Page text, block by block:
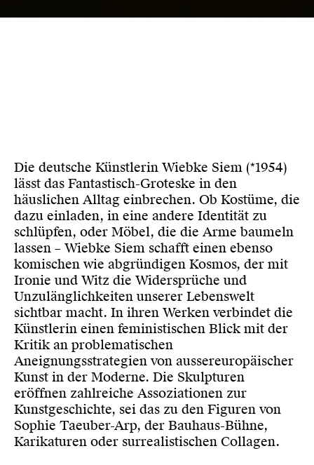
Die deutsche Künstlerin Wiebke Siem (*1954)
lässt das Fantastisch-Groteske in den
häuslichen Alltag einbrechen. Ob Kostüme, die
dazu einladen, in eine andere Identität zu
schlüpfen, oder Möbel, die die Arme baumeln
lassen – Wiebke Siem schafft einen ebenso
komischen wie abgründigen Kosmos, der mit
Ironie und Witz die Widersprüche und
Unzulänglichkeiten unserer Lebenswelt
sichtbar macht. In ihren Werken verbindet die
Künstlerin einen feministischen Blick mit der
Kritik an problematischen
Aneignungsstrategien von aussereuropäischer
Kunst in der Moderne. Die Skulpturen
eröffnen zahlreiche Assoziationen zur
Kunstgeschichte, sei das zu den Figuren von
Sophie Taeuber-Arp, der Bauhaus-Bühne,
Karikaturen oder surrealistischen Collagen.